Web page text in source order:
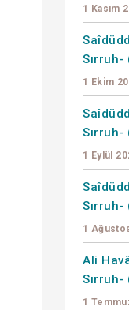
1 Kasım
Sırruh-
1 Ekim
Sırruh-
1 Eylül
Sırruh-
1
Ali
Sırruh-
1